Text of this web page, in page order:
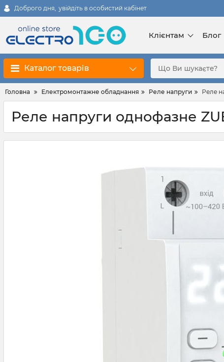
Доброго дня, увійдіть в особистий кабінет
Клієнтам Блог
Каталог товарів
Головна Електромонтажне обладнання Реле напруги Реле
Реле напруги однофазне